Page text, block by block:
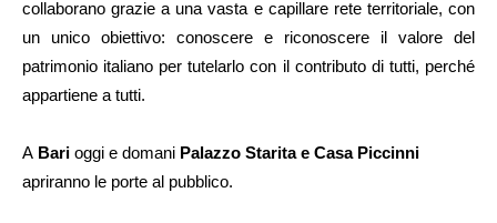
collaborano grazie a una vasta e capillare rete territoriale, con
un unico obiettivo: conoscere e riconoscere il valore del
patrimonio italiano per tutelarlo con il contributo di tutti, perché
appartiene a tutti.
A Bari oggi e domani Palazzo Starita e Casa Piccinni
apriranno le porte al pubblico.